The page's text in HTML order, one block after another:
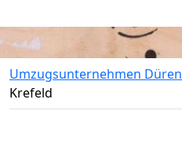
Umzugsunternehmen Düren
Krefeld